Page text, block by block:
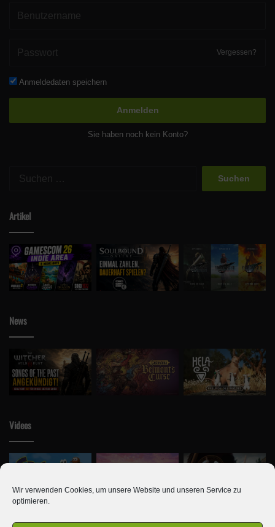
Wir verwenden Cookies, um unsere Website und unseren Service zu
optimieren.
Vergessen?
Anmeldedaten speichern
Anmelden
Sie haben noch kein Konto?
Artikel
News
Videos